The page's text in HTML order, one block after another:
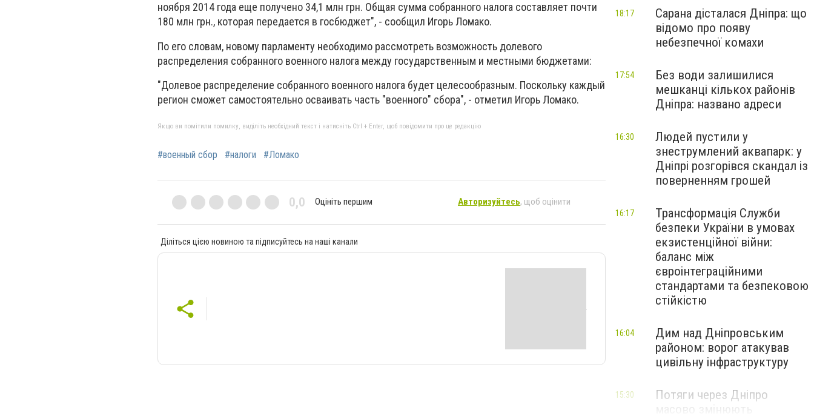
ноября 2014 года еще получено 34,1 млн грн. Общая сумма собранного налога составляет почти
180 млн грн., которая передается в госбюджет", - сообщил Игорь Ломако.
По его словам, новому парламенту необходимо рассмотреть возможность долевого
распределения собранного военного налога между государственным и местными бюджетами:
"Долевое распределение собранного военного налога будет целесообразным. Поскольку каждый
регион сможет самостоятельно осваивать часть "военного" сбора", - отметил Игорь Ломако.
Якщо ви помітили помилку, виділіть необхідний текст і натисніть Ctrl + Enter, щоб повідомити про це редакцію
#военный сбор #налоги #Ломако
0,0 Оцініть першим Авторизуйтесь, щоб оцінити
Діліться цією новиною та підписуйтесь на наші канали
Сарана дісталася Дніпра: що
відомо про появу
небезпечної комахи
18:17
Без води залишилися
мешканці кількох районів
Дніпра: названо адреси
17:54
Людей пустили у
знеструмлений аквапарк: у
Дніпрі розгорівся скандал із
поверненням грошей
16:30
Трансформація Служби
безпеки України в умовах
екзистенційної війни:
баланс між
євроінтеграційними
стандартами та безпековою
стійкістю
16:17
Дим над Дніпровським
районом: ворог атакував
цивільну інфраструктуру
16:04
Потяги через Дніпро
15:30